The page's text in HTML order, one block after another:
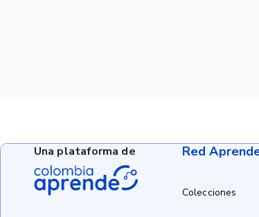
Red
Colecciones
Una plataforma de